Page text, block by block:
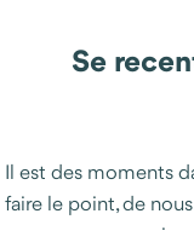
Se
Il est des moments
faire le point, de